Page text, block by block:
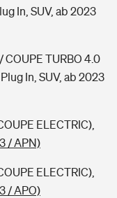
In, SUV, ab 2023
COUPE TURBO 4.0
In, SUV, ab 2023
ELECTRIC),
/ APN)
ELECTRIC),
/ APO)